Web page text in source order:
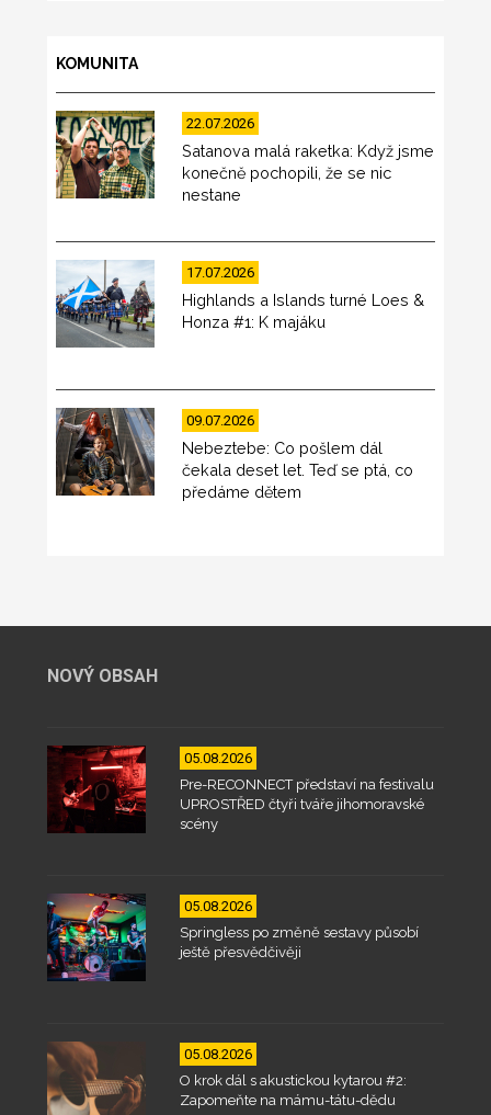
KOMUNITA
22.07.2026
Satanova malá raketka: Když jsme
konečně pochopili, že se nic
nestane
17.07.2026
Highlands a Islands turné Loes &
Honza #1: K majáku
09.07.2026
Nebeztebe: Co pošlem dál
čekala deset let. Teď se ptá, co
předáme dětem
NOVÝ OBSAH
05.08.2026
Pre-RECONNECT představí na festivalu
UPROSTŘED čtyři tváře jihomoravské
scény
05.08.2026
Springless po změně sestavy působí
ještě přesvědčivěji
05.08.2026
O krok dál s akustickou kytarou #2:
Zapomeňte na mámu-tátu-dědu